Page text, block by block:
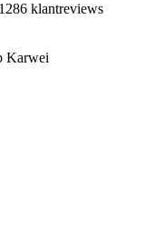
klantreviews
Karwei